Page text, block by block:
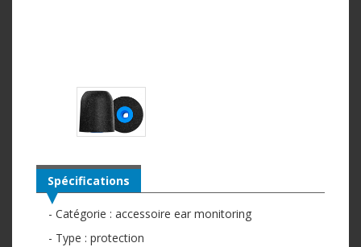
Spécifications
- Catégorie : accessoire ear monitoring
- Type : protection